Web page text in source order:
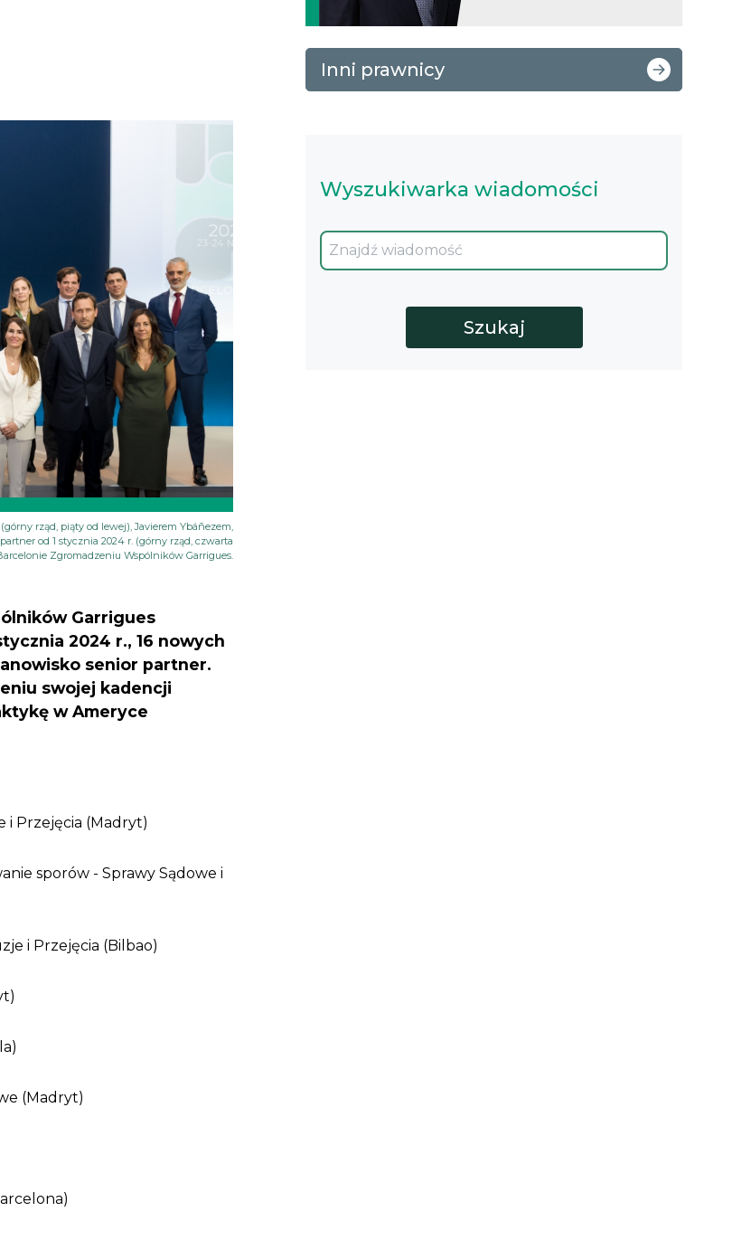
rząd, piąty od lewej), Javierem Ybáñezem,
od 1 stycznia 2024 r. (górny rząd, czwarta
Zgromadzeniu Wspólników Garrigues.
Garrigues
2024 r., 16 nowych
senior partner.
swojej kadencji
w Ameryce
i Przejęcia (Madryt)
sporów - Sprawy Sądowe i
i Przejęcia (Bilbao)
(Madryt)
Inni prawnicy
Wyszukiwarka wiadomości